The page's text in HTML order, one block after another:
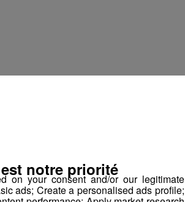
on your consent and/or our legitimate
ads; Create a personalised ads profile;
notre priorité